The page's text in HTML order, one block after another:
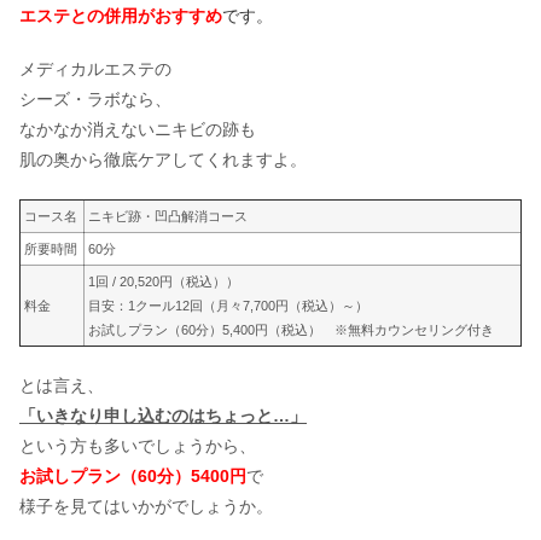
エステとの併用がおすすめです。
メディカルエステの
シーズ・ラボなら、
なかなか消えないニキビの跡も
肌の奥から徹底ケアしてくれますよ。
コース名 ニキビ跡・凹凸解消コース
所要時間 60分
料金
1回 / 20,520円（税込））
目安：1クール12回（月々7,700円（税込）～）
お試しプラン（60分）5,400円（税込） ※無料カウンセリング付き
とは言え、
「いきなり申し込むのはちょっと…」
という方も多いでしょうから、
お試しプラン（60分）5400円で
様子を見てはいかがでしょうか。